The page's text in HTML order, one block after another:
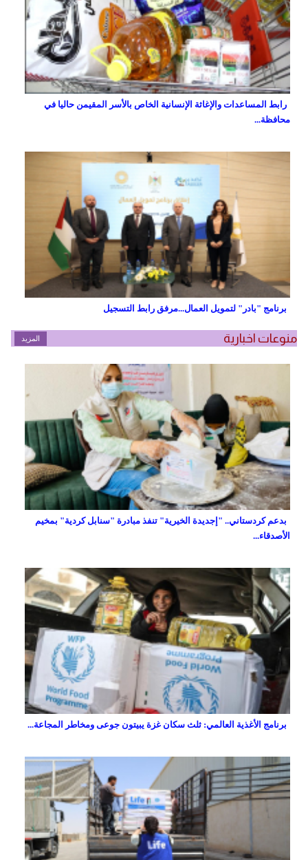
رابط المساعدات والإغاثة الإنسانية الخاص بالأسر المقيمن حاليا في
محافظة...
برنامج "بادر" لتمويل العمال...مرفق رابط التسجيل
منوعات اخبارية المزيد
بدعم كردستاني.. "إجديدة الخيرية" تنفذ مبادرة "سنابل كردية" بمخيم
الأصدقاء...
برنامج الأغذية العالمي: ثلث سكان غزة يبيتون جوعى ومخاطر المجاعة...